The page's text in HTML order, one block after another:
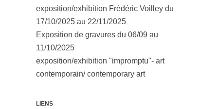
exposition/exhibition Frédéric Voilley du
17/10/2025 au 22/11/2025
Exposition de gravures du 06/09 au
11/10/2025
exposition/exhibition "impromptu"- art
contemporain/ contemporary art
LIENS